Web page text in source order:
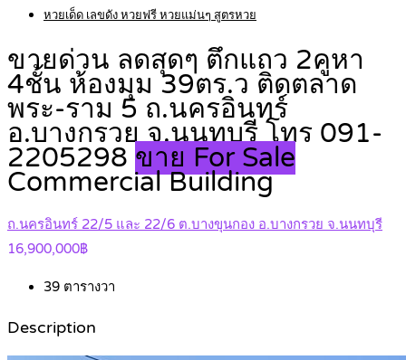
หวยเด็ด เลขดัง หวยฟรี หวยแม่นๆ สูตรหวย
ขายด่วน ลดสุดๆ ตึกแถว 2คูหา
4ชั้น ห้องมุม 39ตร.ว ติดตลาด
พระ-ราม 5 ถ.นครอินทร์
อ.บางกรวย จ.นนทบุรี โทร 091-
2205298 ขาย For Sale
Commercial Building
ถ.นครอินทร์ 22/5 และ 22/6 ต.บางขุนกอง อ.บางกรวย จ.นนทบุรี
16,900,000฿
39 ตารางวา
Description